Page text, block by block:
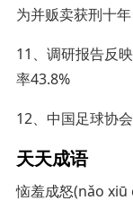
为并贩卖获刑十年
11、调研报告反
率43.8%
12、中国足球协
天天成语
恼羞成怒(nǎo